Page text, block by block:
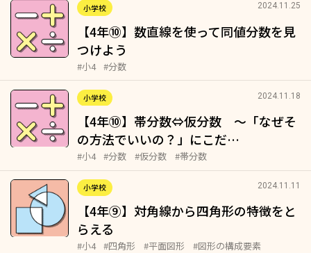
小学校 2024.11.25
【4年⑩】数直線を使って同値分数を見
つけよう
#小4 #分数
小学校 2024.11.18
【4年⑩】帯分数⇔仮分数 ～「なぜそ
の方法でいいの？」にこだ…
#小4 #分数 #仮分数 #帯分数
小学校 2024.11.11
【4年⑨】対角線から四角形の特徴をと
らえる
#小4 #四角形 #平面図形 #図形の構成要素